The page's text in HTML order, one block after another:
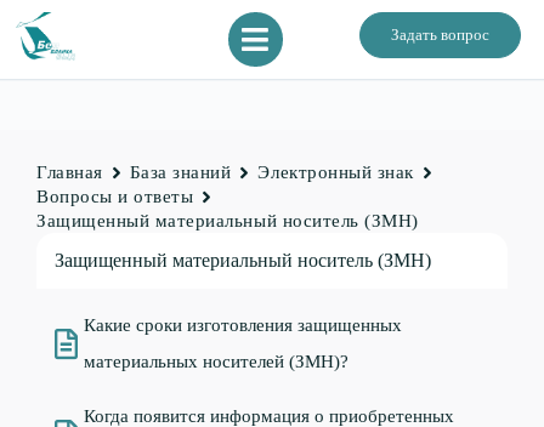
Задать вопрос
Главная База знаний
Электронный знак
Вопросы и ответы
Защищенный материальный носитель (ЗМН)
Защищенный материальный носитель (ЗМН)
Какие сроки изготовления защищенных
материальных носителей (ЗМН)?
Когда появится информация о приобретенных